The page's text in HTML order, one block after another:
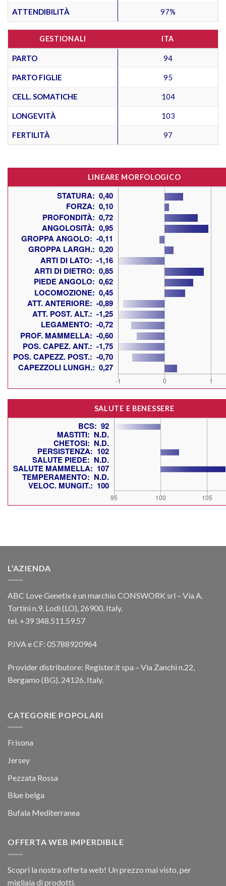
ATTENDIBILITÀ 97%
GESTIONALI ITA
PARTO 94
PARTO FIGLIE 95
CELL. SOMATICHE 104
LONGEVITÀ 103
FERTILITÀ 97
LINEARE MORFOLOGICO
SALUTE E BENESSERE
L’AZIENDA
ABC Love Genetix è un marchio CONSWORK srl – Via A.
Tortini n.9, Lodi (LO), 26900, Italy.
tel. +39 348.511.59.57
P.IVA e CF: 05788920964
Provider distributore: Register.it spa – Via Zanchi n.22,
Bergamo (BG), 24126, Italy.
CATEGORIE POPOLARI
Frisona
Jersey
Pezzata Rossa
Blue belga
Bufala Mediterranea
OFFERTA WEB IMPERDIBILE
Scopri la nostra offerta web! Un prezzo mai visto, per
migliaia di prodotti.